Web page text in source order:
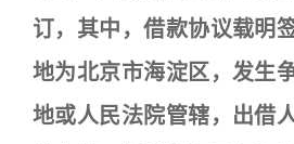
订，其中，借款协议载明
地为北京市海淀区，发生
地或人民法院管辖，出借